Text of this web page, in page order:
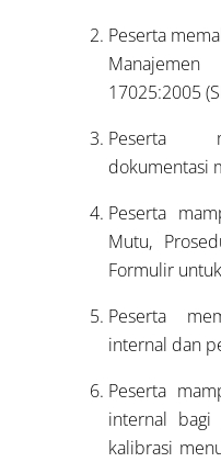
Peserta
Manajemen
17025:2005
Peserta
dokumentasi
Peserta
Mutu,
Formulir
Peserta
internal dan
Peserta
internal
kalibrasi